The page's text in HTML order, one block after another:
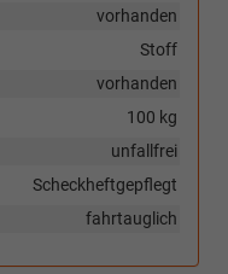
vorhanden
Stoff
vorhanden
100 kg
unfallfrei
Scheckheftgepflegt
fahrtauglich